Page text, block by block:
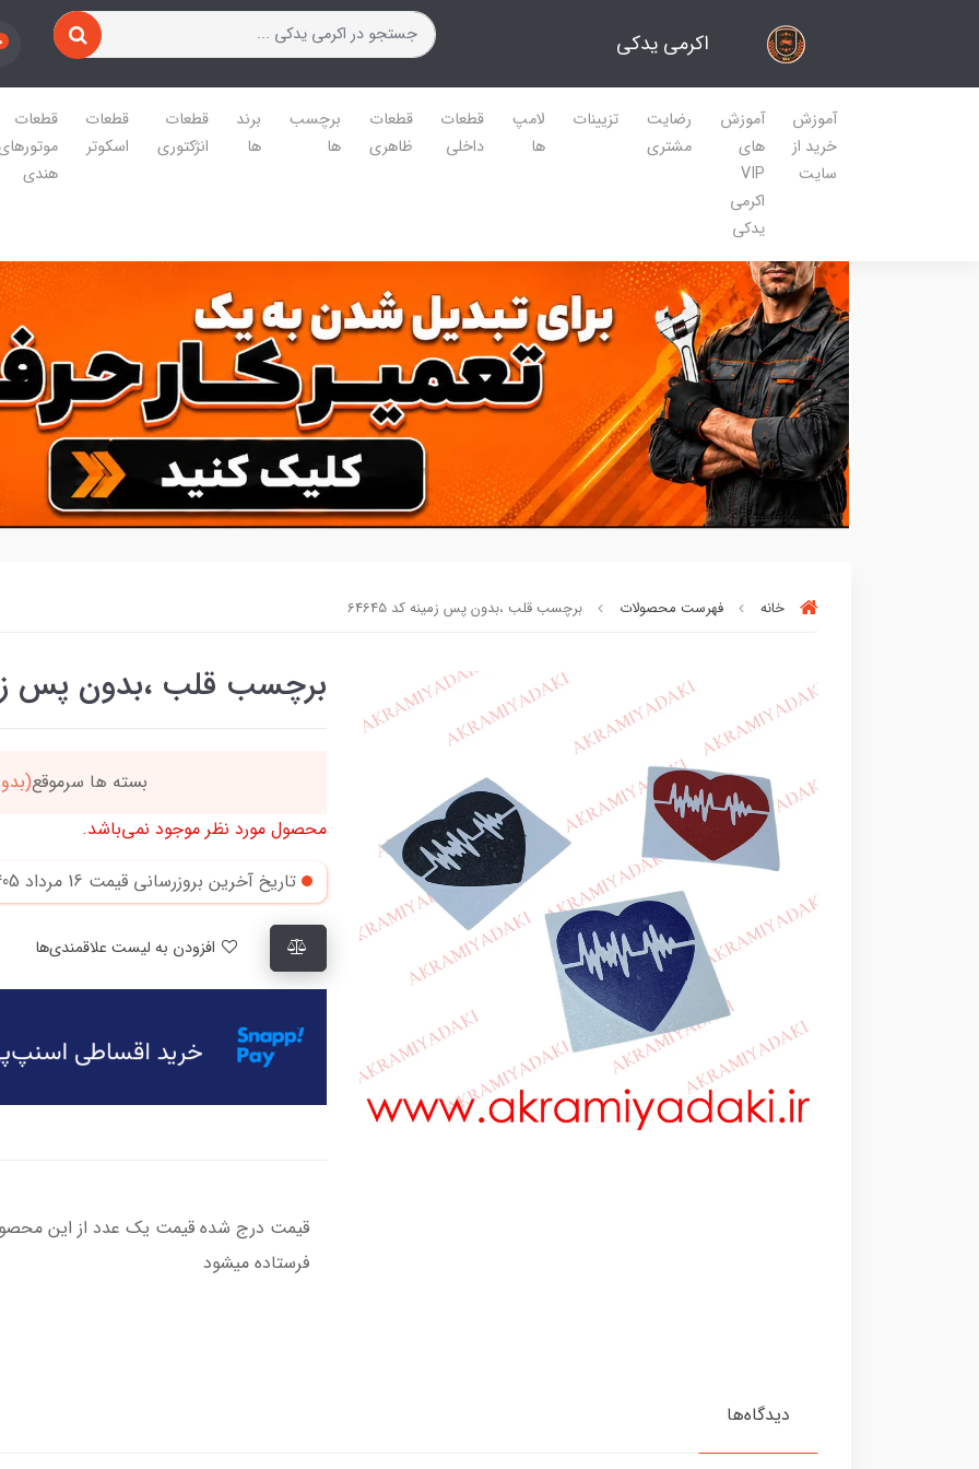
اکرمی یدکی 0
آموزش
خرید از
سایت
آموزش
های
VIP
اکرمی
یدکی
رضایت
مشتری
تزیینات
لامپ
ها
قطعات
داخلی
قطعات
ظاهری
برچسب
ها
برند
ها
قطعات
انژکتوری
قطعات
اسکوتر
قطعات
هندی
خانه فهرست محصولات برچسب قلب ،بدون پس زمینه کد 64645
برچسب قلب ،بدون پس زمینه
،از این محصول راضی بودن ارسال میگردد
محصول مورد نظر موجود نمی‌باشد.
تاریخ آخرین بروزرسانی قیمت 16 مرداد 1405
قیمت درج شده قیمت یک عدد از این
فرستاده میشود
دیدگاه‌ها